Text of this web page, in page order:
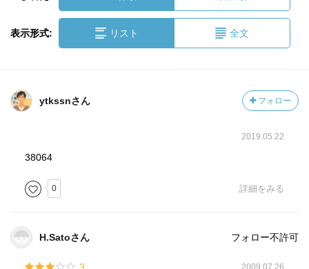
表示形式: リスト 全文
ytkssnさん フォロー
2019.05.22
38064
0 詳細をみる
H.Satoさん フォロー不許可
2009.07.26